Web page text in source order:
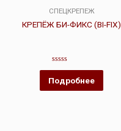
СПЕЦКРЕПЕЖ
КРЕПЁЖ БИ-ФИКС (BI-FIX)
Оценка
из
5
Подробнее